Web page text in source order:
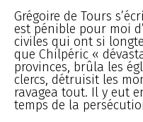
Grégoire de Tours
est pénible pour moi
civiles qui ont si
que Chilpéric «
provinces, brûla les
clercs, détruisit les
ravagea tout. Il y eut
temps de la